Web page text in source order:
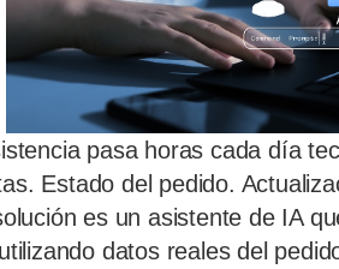
pasa horas cada día
Estado del pedido.
es un asistente de IA
datos reales del